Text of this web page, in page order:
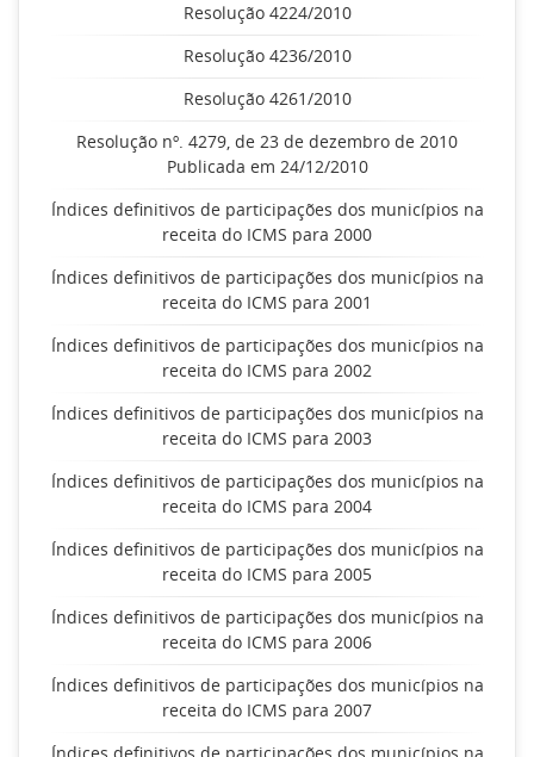
Resolução 4224/2010
Resolução 4236/2010
Resolução 4261/2010
Resolução nº. 4279, de 23 de dezembro de 2010
Publicada em 24/12/2010
Índices definitivos de participações dos municípios na
receita do ICMS para 2000
Índices definitivos de participações dos municípios na
receita do ICMS para 2001
Índices definitivos de participações dos municípios na
receita do ICMS para 2002
Índices definitivos de participações dos municípios na
receita do ICMS para 2003
Índices definitivos de participações dos municípios na
receita do ICMS para 2004
Índices definitivos de participações dos municípios na
receita do ICMS para 2005
Índices definitivos de participações dos municípios na
receita do ICMS para 2006
Índices definitivos de participações dos municípios na
receita do ICMS para 2007